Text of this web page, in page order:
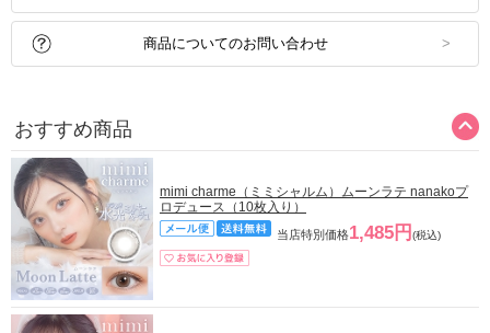
商品についてのお問い合わせ
おすすめ商品
mimi charme（ミミシャルム）ムーンラテ nanakoプ
ロデュース（10枚入り）
当店特別価格1,485円 (税込)